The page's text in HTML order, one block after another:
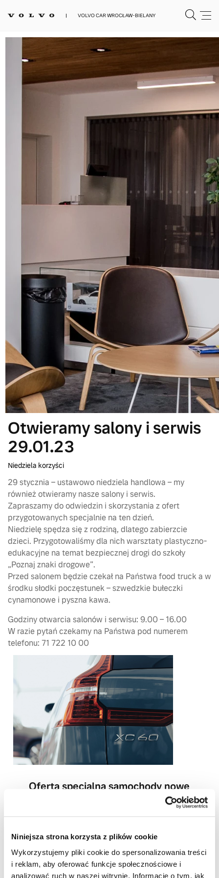
Niniejsza strona korzysta z plików cookie
Wykorzystujemy pliki cookie do spersonalizowania treści
i reklam, aby oferować funkcje społecznościowe i
analizować ruch w naszej witrynie. Informacje o tym, jak
VOLVO CAR WROCŁAW-BIELANY
Otwieramy salony i serwis
29.01.23
Niedziela korzyści
29 stycznia – ustawowo niedziela handlowa – my
również otwieramy nasze salony i serwis.
Zapraszamy do odwiedzin i skorzystania z ofert
przygotowanych specjalnie na ten dzień.
Niedzielę spędza się z rodziną, dlatego zabierzcie
dzieci. Przygotowaliśmy dla nich warsztaty plastyczno-
edukacyjne na temat bezpiecznej drogi do szkoły
„Poznaj znaki drogowe”.
Przed salonem będzie czekał na Państwa food truck a w
środku słodki poczęstunek – szwedzkie bułeczki
cynamonowe i pyszna kawa.
Godziny otwarcia salonów i serwisu: 9.00 – 16.00
W razie pytań czekamy na Państwa pod numerem
telefonu: 71 722 10 00
Oferta specjalna samochody nowe
Dla samochodów nowych zakupionych